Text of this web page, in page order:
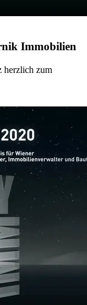
Immobilien
herzlich zum